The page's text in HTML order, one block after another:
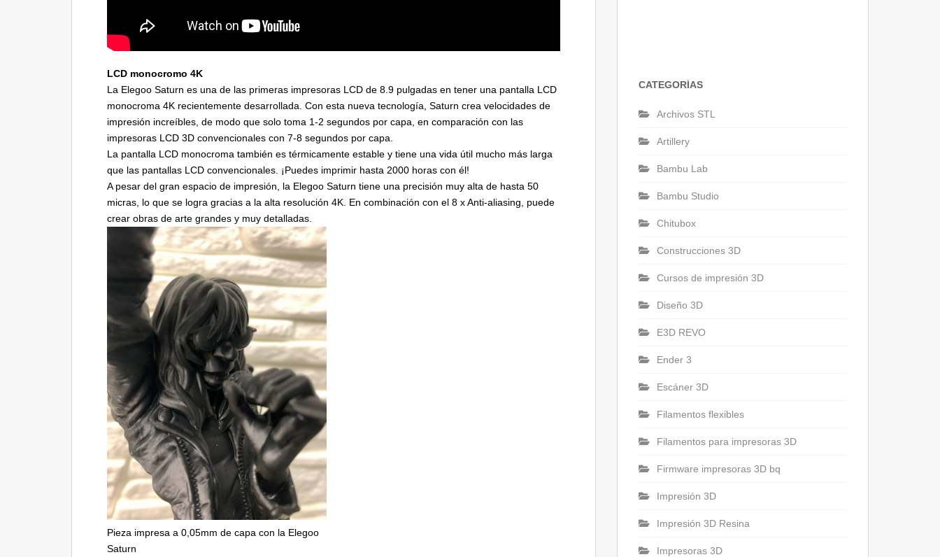
LCD monocromo 4K
La Elegoo Saturn es una de las primeras impresoras LCD de 8.9 pulgadas en tener una pantalla LCD
monocroma 4K recientemente desarrollada. Con esta nueva tecnología, Saturn crea velocidades de
impresión increíbles, de modo que solo toma 1-2 segundos por capa, en comparación con las
impresoras LCD 3D convencionales con 7-8 segundos por capa.
La pantalla LCD monocroma también es térmicamente estable y tiene una vida útil mucho más larga
que las pantallas LCD convencionales. ¡Puedes imprimir hasta 2000 horas con él!
A pesar del gran espacio de impresión, la Elegoo Saturn tiene una precisión muy alta de hasta 50
micras, lo que se logra gracias a la alta resolución 4K. En combinación con el 8 x Anti-aliasing, puede
crear obras de arte grandes y muy detalladas.
Pieza impresa a 0,05mm de capa con la Elegoo
Saturn
CATEGORÍAS
Archivos STL
Artillery
Bambu Lab
Bambu Studio
Chitubox
Construcciones 3D
Cursos de impresión 3D
Diseño 3D
E3D REVO
Ender 3
Escáner 3D
Filamentos flexibles
Filamentos para impresoras 3D
Firmware impresoras 3D bq
Impresión 3D
Impresión 3D Resina
Impresoras 3D